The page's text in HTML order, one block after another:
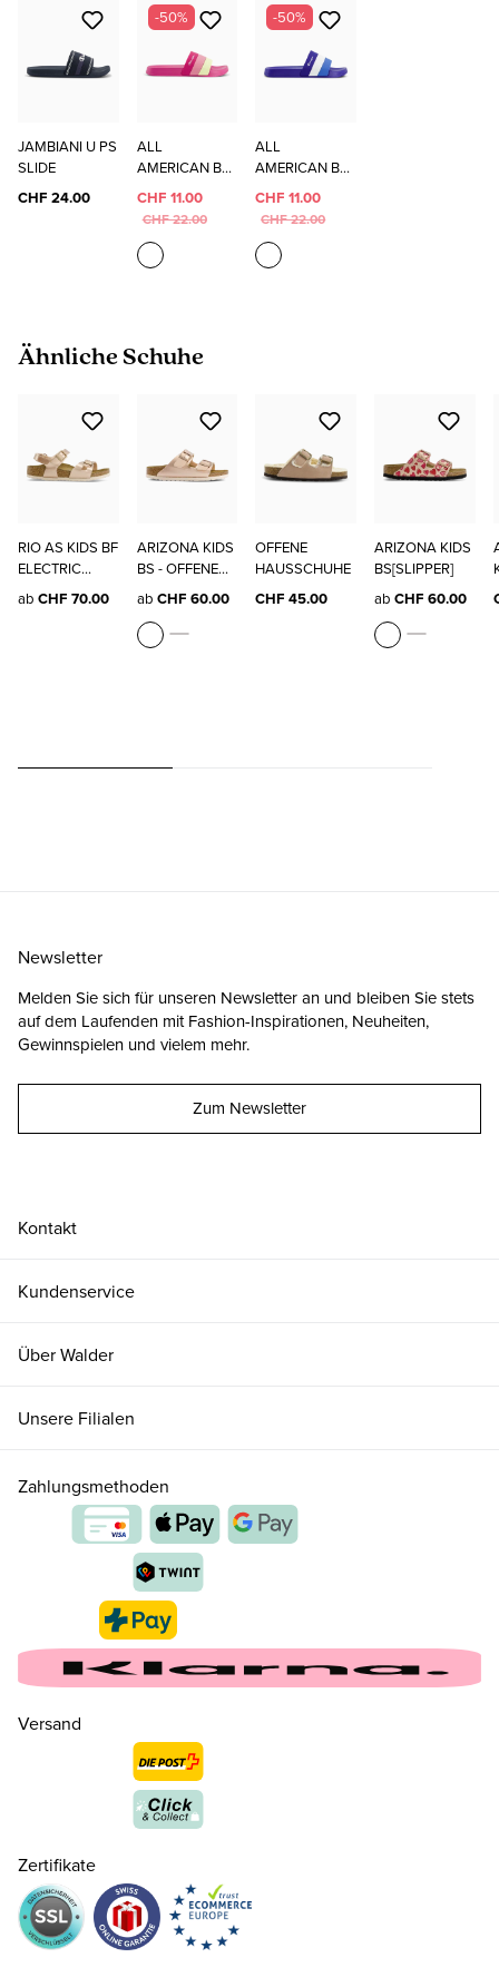
CHF 24.00
30 CHF 24.00 nur noch wenige verfügbar
31 CHF 24.00
CHF 24.00
33 CHF 24.00
CHF 24.00
JAMBIANI U PS
SLIDE
CHF 24.00
-50%
ALL
AMERICAN B
PS SLIDE
CHF 11.00
CHF 22.00
-50%
ALL
AMERICAN B
PS SLIDE
CHF 11.00
CHF 22.00
Produktgalerie überspringen
Ähnliche Schuhe
RIO AS KIDS BF
ELECTRIC
METALL
ab CHF 70.00
ARIZONA KIDS
BS - OFFENE
HAUSSCHUHE
ab CHF 60.00
OFFENE
HAUSSCHUHE
CHF 45.00
ARIZONA KIDS
BS[SLIPPER]
ab CHF 60.00
Kontakt
Kundenservice
Über Walder
Unsere Filialen
Newsletter
Melden Sie sich für unseren Newsletter an und bleiben Sie stets
auf dem Laufenden mit Fashion-Inspirationen, Neuheiten,
Gewinnspielen und vielem mehr.
Zum Newsletter
Zahlungsmethoden
Versand
Zertifikate